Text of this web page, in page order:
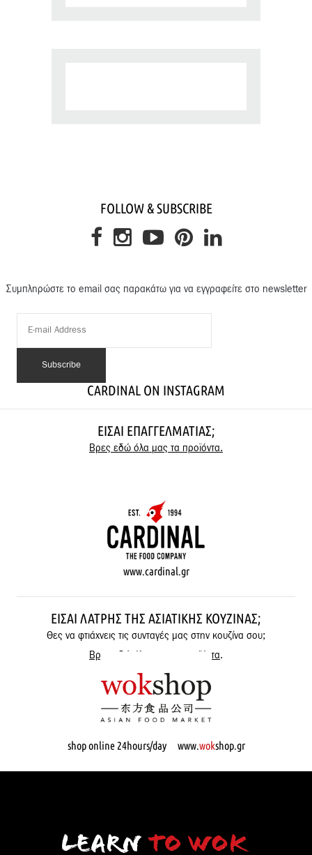
FOLLOW & SUBSCRIBE
Συμπληρώστε το email σας παρακάτω για να εγγραφείτε στο newsletter
CARDINAL ON INSTAGRAM
ΕΊΣΑΙ ΕΠΑΓΓΕΛΜΑΤΊΑΣ;
Βρες εδώ όλα μας τα προϊόντα.
www.cardinal.gr
ΕΊΣΑΙ ΛΆΤΡΗΣ ΤΗΣ ΑΣΙΑΤΙΚΉΣ ΚΟΥΖΊΝΑΣ;
Θες να φτιάχνεις τις συνταγές μας στην κουζίνα σου;
Βρες εδώ όλα μας τα προϊόντα.
shop online 24hours/day www.wokshop.gr